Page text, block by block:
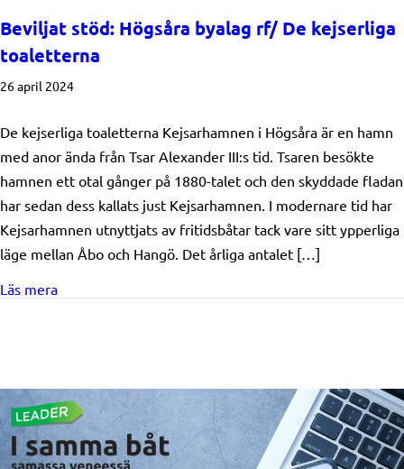
Beviljat stöd: Högsåra byalag rf/ De kejserliga
toaletterna
26 april 2024
De kejserliga toaletterna Kejsarhamnen i Högsåra är en hamn
med anor ända från Tsar Alexander III:s tid. Tsaren besökte
hamnen ett otal gånger på 1880-talet och den skyddade fladan
har sedan dess kallats just Kejsarhamnen. I modernare tid har
Kejsarhamnen utnyttjats av fritidsbåtar tack vare sitt ypperliga
läge mellan Åbo och Hangö. Det årliga antalet […]
Läs meraabout Beviljat stöd: Högsåra byalag rf/ De kejserliga